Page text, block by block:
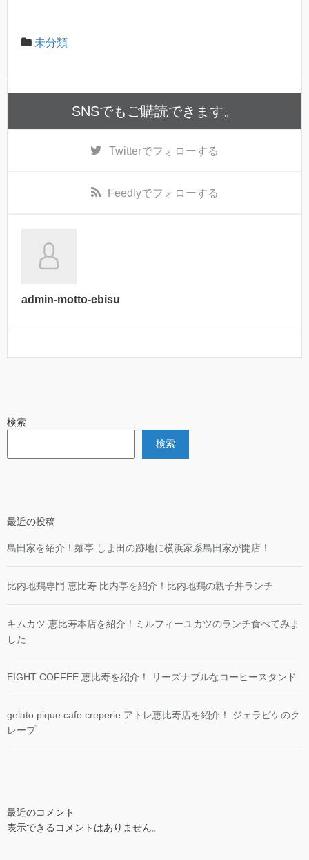
未分類
SNSでもご購読できます。
Twitterでフォローする
Feedlyでフォローする
admin-motto-ebisu
検索
検索
最近の投稿
島田家を紹介！麺亭 しま田の跡地に横浜家系島田家が開店！
比内地鶏専門 恵比寿 比内亭を紹介！比内地鶏の親子丼ランチ
キムカツ 恵比寿本店を紹介！ミルフィーユカツのランチ食べてみま
した
EIGHT COFFEE 恵比寿を紹介！ リーズナブルなコーヒースタンド
gelato pique cafe creperie アトレ恵比寿店を紹介！ ジェラピケのク
レープ
最近のコメント
表示できるコメントはありません。